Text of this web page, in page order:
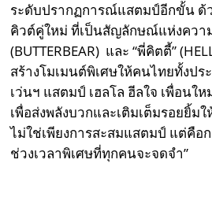
ระดับปรากฏการณ์แสตมป์อีกขั้น ด้
คิวต์คู่ใหม่ ที่เป็นสัญลักษณ์แห่งควา
(BUTTERBEAR) และ “พี่คิตตี้”
สร้างโมเมนต์พิเศษให้คนไทยทั้งปร
เว่นฯ แสตมป์ เฮลโล ฮีลใจ เพื่อนให
เพื่อส่งพลังบวกและเติมเต็มรอยยิ้ม
ไม่ใช่เพียงการสะสมแสตมป์ แต่คือก
ช่วงเวลาพิเศษที่ทุกคนจะจดจำ”